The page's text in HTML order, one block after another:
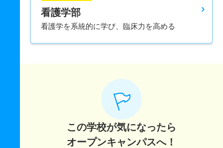
看護学部
看護学を系統的に学び、臨床力を高める
この学校が気になったら
オープンキャンパスへ！